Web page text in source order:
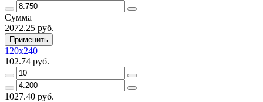
Сумма
2072.25 руб.
Применить
120х240
102.74 руб.
1027.40 руб.